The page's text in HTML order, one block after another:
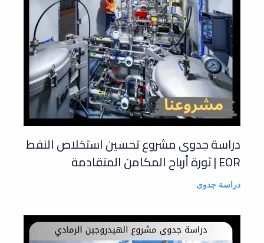
دراسة جدوى مشروع تحسين استخلاص النفط
EOR | ثورة أرباح المكامن المتقادمة
دراسة جدوى